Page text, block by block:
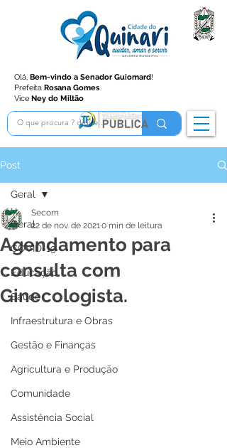
Olá, Bem-vindo a Senador Guiomard!
Prefeita Rosana Gomes
Vice Ney do Miltão
Post
Geral
COVID-19
Educação
Saúde
Infraestrutura e Obras
Gestão e Finanças
Agricultura e Produção
Comunidade
Assistência Social
Meio Ambiente
Geral
Agendamento para
consulta com
Ginecologista.
Secom
22 de nov. de 20210 min de leitura